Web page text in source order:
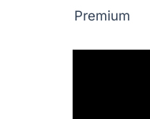
Premium